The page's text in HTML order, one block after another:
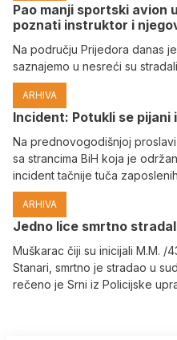
Pao manji sportski avion
poznati instruktor i
Na području Prijedora danas
saznajemo u nesreći su
ARHIVA
Incident: Potukli se
Na prednovogodišnjoj
sa strancima BiH koja je
incident tačnije tuča
ARHIVA
Јedno lice smrtno
Muškarac čiji su inicijali M.M. /
Stanari, smrtno je stradao u
rečeno je Srni iz Policijske